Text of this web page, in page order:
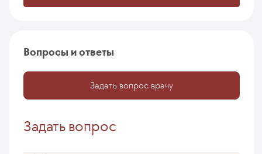
Вопросы и ответы
Задать вопрос врачу
Задать вопрос